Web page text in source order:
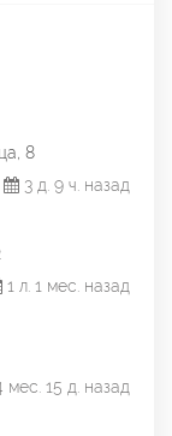
8
3 д. 9 ч. назад
1 л. 1 мес. назад
мес. 15 д. назад